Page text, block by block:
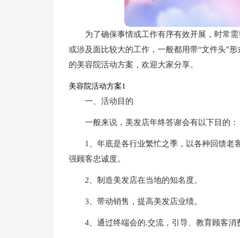
为了确保事情或工作有序有效开展，时常
或涉及面比较大的工作，一般都用带“文件头”
的美容院活动方案，欢迎大家分享。
美容院活动方案1
一、活动目的
一般来说，美发店年终答谢会有以下目的：
1、年底是各行业繁忙之季，以各种回馈老
强顾客忠诚度。
2、制造美发店在当地的知名度。
3、带动销售，提高美发店业绩。
4、通过终端会的.交流，引导、教育顾客消